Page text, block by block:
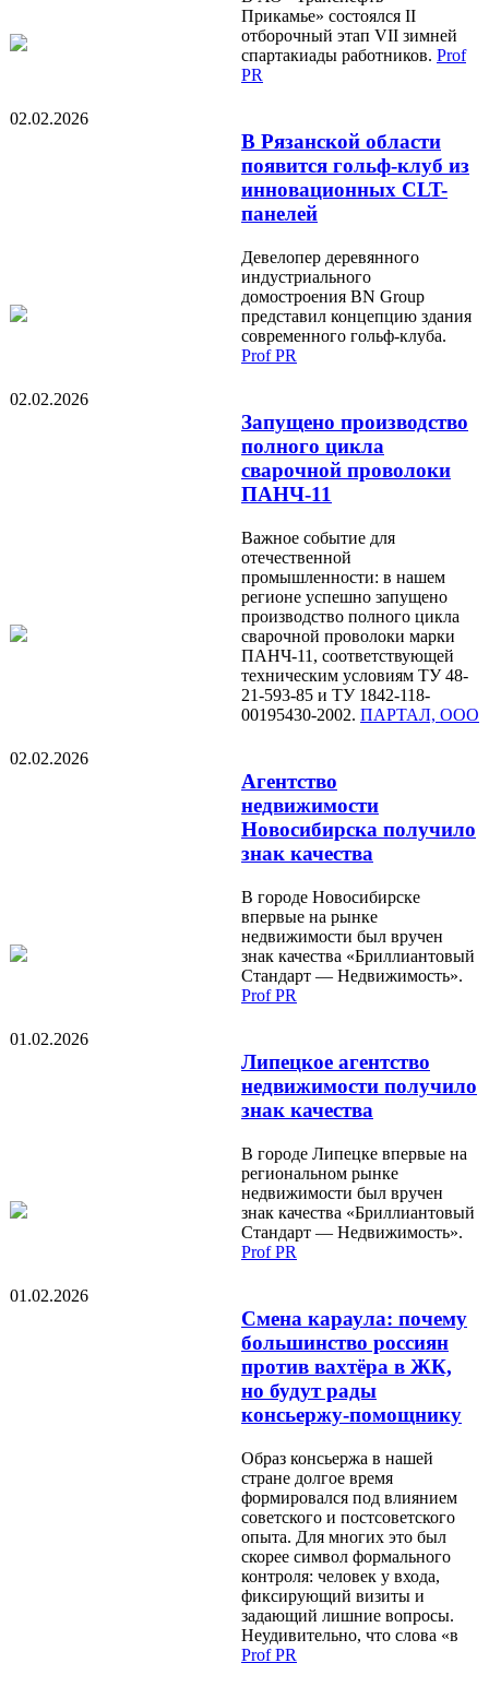
Прикамье» состоялся II
отборочный этап VII зимней
спартакиады работников. Prof
PR
02.02.2026
В Рязанской области
появится гольф-клуб из
инновационных CLT-
панелей
Девелопер деревянного
индустриального
домостроения BN Group
представил концепцию здания
современного гольф-клуба.
Prof PR
02.02.2026
Запущено производство
полного цикла
сварочной проволоки
ПАНЧ-11
Важное событие для
отечественной
промышленности: в нашем
регионе успешно запущено
производство полного цикла
сварочной проволоки марки
ПАНЧ-11, соответствующей
техническим условиям ТУ 48-
21-593-85 и ТУ 1842-118-
00195430-2002. ПАРТАЛ, ООО
02.02.2026
Агентство
недвижимости
Новосибирска получило
знак качества
В городе Новосибирске
впервые на рынке
недвижимости был вручен
знак качества «Бриллиантовый
Стандарт — Недвижимость».
Prof PR
01.02.2026
Липецкое агентство
недвижимости получило
знак качества
В городе Липецке впервые на
региональном рынке
недвижимости был вручен
знак качества «Бриллиантовый
Стандарт — Недвижимость».
Prof PR
01.02.2026
Смена караула: почему
большинство россиян
против вахтёра в ЖК,
но будут рады
консьержу-помощнику
Образ консьержа в нашей
стране долгое время
формировался под влиянием
советского и постсоветского
опыта. Для многих это был
скорее символ формального
контроля: человек у входа,
фиксирующий визиты и
задающий лишние вопросы.
Неудивительно, что слова «в
Prof PR